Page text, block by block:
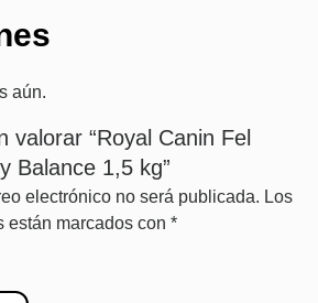
aún.
valorar “Royal Canin Fel
Balance 1,5 kg”
electrónico no será publicada. Los
están marcados con *